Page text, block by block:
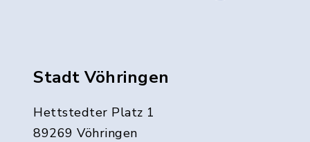
Stadt Vöhringen
Hettstedter Platz 1
89269 Vöhringen